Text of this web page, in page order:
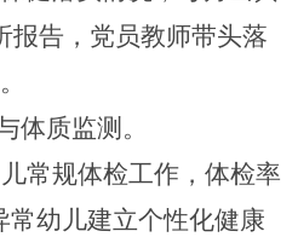
报告，党员教师带头落
体质监测 。
常规体检工作，体检率
常幼儿建立个性化健康